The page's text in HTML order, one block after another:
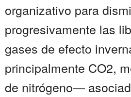
organizativo para
progresivamente las
gases de efecto
principalmente CO2,
de nitrógeno—